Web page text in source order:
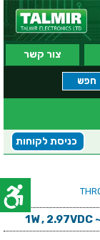
צור קשר
כניסת לקוחות